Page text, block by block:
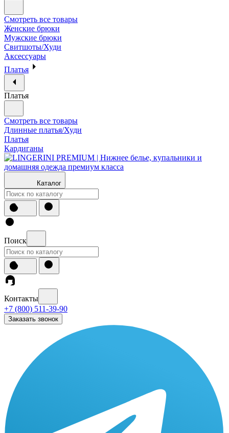
Смотреть все товары
Женские брюки
Мужские брюки
Свитшоты/Худи
Аксессуары
Платья
Платья
Смотреть все товары
Длинные платья/Худи
Платья
Кардиганы
Каталог
Поиск
Контакты
+7 (800) 511-39-90
Заказать звонок